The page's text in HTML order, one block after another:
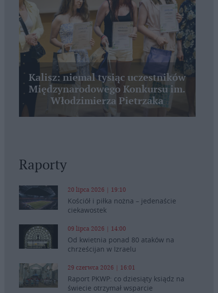
Kalisz: niemal tysiąc uczestników
Międzynarodowego Konkursu im.
Włodzimierza Pietrzaka
Raporty
20 lipca 2026 | 19:10
Kościół i piłka nożna – jedenaście
ciekawostek
09 lipca 2026 | 14:00
Od kwietnia ponad 80 ataków na
chrześcijan w Izraelu
29 czerwca 2026 | 16:01
Raport PKWP: co dziesiąty ksiądz na
świecie otrzymał wsparcie